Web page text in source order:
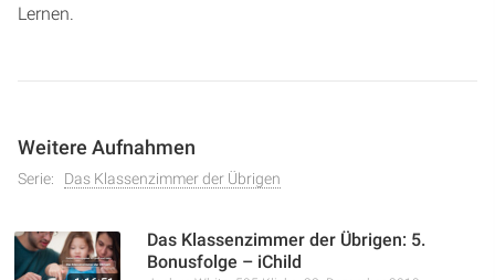
Lernen.
Weitere Aufnahmen
Serie: Das Klassenzimmer der Übrigen
Das Klassenzimmer der Übrigen: 5.
Bonusfolge – iChild